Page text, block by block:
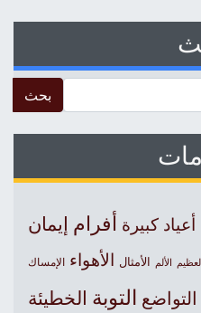
كبيرة أفرام إيمان
الألم الأمثال الأهواء الإمساك
التوبة الخطيئة